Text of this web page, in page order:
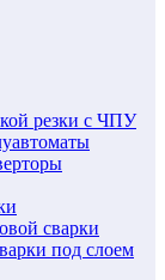
резки с ЧПУ
сварки
под слоем